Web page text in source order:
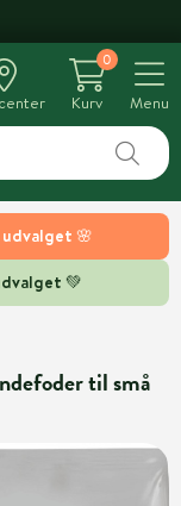
🌸
💚
0
Kurv
Menu
til små